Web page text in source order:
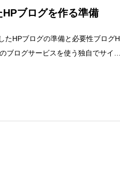
ブログを作る準備
たHPブログの準備と必要性ブログH
ブログサービスを使う独自でサイト